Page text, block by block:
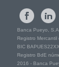
Banca Pueyo,
Registro
BIC
Registro BdE
2016 - Banca